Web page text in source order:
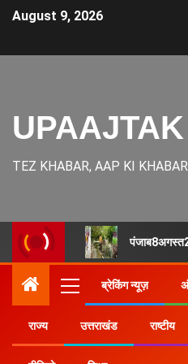
August 9, 2026
UPAAJTAK
TEZ KHABAR, AAP KI KHABAR
ब्रेकिंग न्यूज़
राज्य उत्तराखंड राष्टीय